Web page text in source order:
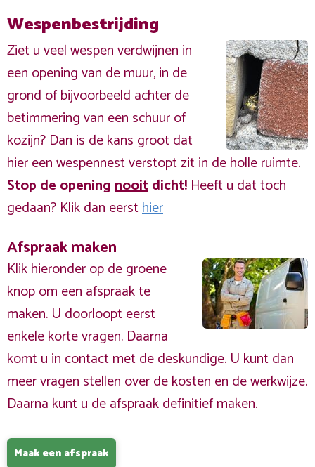
Wespenbestrijding
Ziet u veel wespen verdwijnen in
een opening van de muur, in de
grond of bijvoorbeeld achter de
betimmering van een schuur of
kozijn? Dan is de kans groot dat
hier een wespennest verstopt zit in de holle ruimte.
Stop de openingnooitdicht! Heeft u dat toch
gedaan? Klik dan eersthier
Afspraak maken
Klik hieronder op de groene
knop om een afspraak te
maken. U doorloopt eerst
enkele korte vragen. Daarna
komt u in contact met de deskundige. U kunt dan
meer vragen stellen over de kosten en de werkwijze.
Daarna kunt u de afspraak definitief maken.
Maak een afspraak